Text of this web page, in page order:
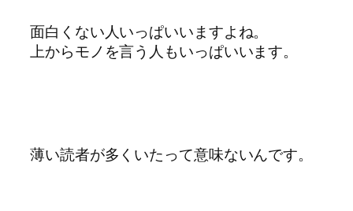
面白くない人いっぱいいますよね。
上からモノを言う人もいっぱいいます。
薄い読者が多くいたって意味ないんです。